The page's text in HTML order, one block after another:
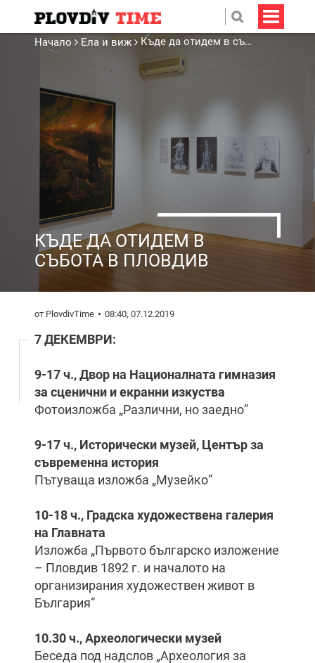
Начало Ела и виж Къде да отидем в събота в Пловдив
КЪДЕ ДА ОТИДЕМ В
СЪБОТА В ПЛОВДИВ
от PlovdivTime 08:40, 07.12.2019
7 ДЕКЕМВРИ:
9-17 ч., Двор на Националната гимназия
за сценични и екранни изкуства
Фотоизложба „Различни, но заедно”
9-17 ч., Исторически музей, Център за
съвременна история
Пътуваща изложба „Музейко”
10-18 ч., Градска художествена галерия
на Главната
Изложба „Първото българско изложение
– Пловдив 1892 г. и началото на
организирания художествен живот в
България”
10.30 ч., Археологически музей
Беседа под надслов „Археология за